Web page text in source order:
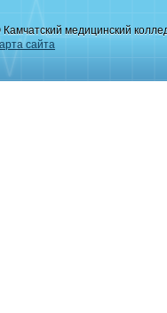
Камчатский медицинский
сайта